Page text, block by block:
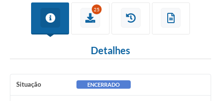
25
Detalhes
Situação ENCERRADO